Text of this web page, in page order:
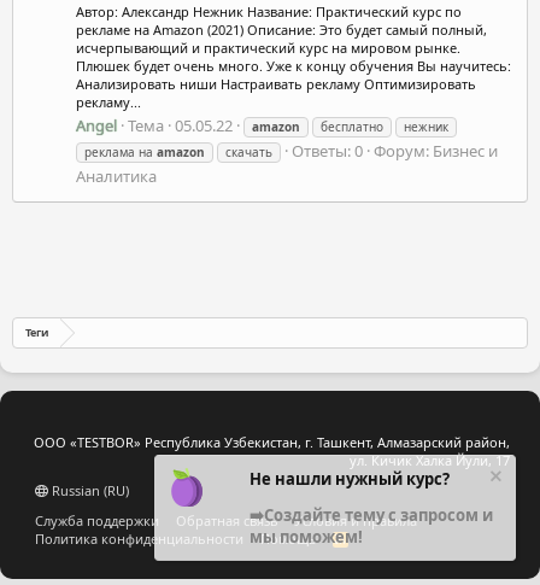
Автор: Александр Нежник Название: Практический курс по
рекламе на Amazon (2021) Описание: Это будет самый полный,
исчерпывающий и практический курс на мировом рынке.
Плюшек будет очень много. Уже к концу обучения Вы научитесь:
Анализировать ниши Настраивать рекламу Оптимизировать
рекламу...
Angel Тема 05.05.22 amazon бесплатно
нежник
реклама на amazon скачать Ответы: 0 Форум: Бизнес и
Аналитика
Теги
ООО «TESTBOR» Республика Узбекистан, г. Ташкент, Алмазарский район,
ул. Кичик Халка Йули, 17
Russian (RU)
Служба поддержки
Обратная связь
Условия и правила
Политика конфиденциальности
Помощь
R
Не нашли нужный курс?
➡️Создайте тему с запросом и
мы поможем!